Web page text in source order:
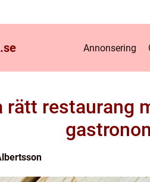
se Annonsering
rätt restaurang